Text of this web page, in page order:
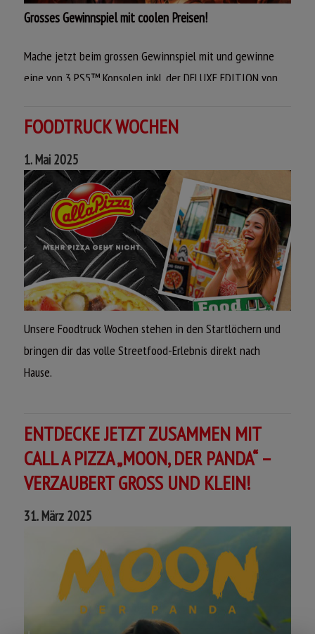
Grosses Gewinnspiel mit coolen Preisen!
Mache jetzt beim grossen Gewinnspiel mit und gewinne
eine von 3 PS5™ Konsolen inkl. der DELUXE EDITION von
Edition Games. Deine Chance!
Jetzt mitmachen & gewinnen!
FOODTRUCK WOCHEN
1. Mai 2025
Unsere Foodtruck Wochen stehen in den Startlöchern und
bringen dir das volle Streetfood-Erlebnis direkt nach
Hause.
Echte Handarbeit – aber direkt nach Hause geliefert!
Lass den Truck rollen – aber bleib einfach auf der Couch!
Heiß, fresh und lecker! Probier dich durch unsere
Gleich auf www.call-a-pizza.de bestellen und genießen!
ENTDECKE JETZT ZUSAMMEN MIT
CALL A PIZZA „MOON, DER PANDA“ –
VERZAUBERT GROSS UND KLEIN!
31. März 2025